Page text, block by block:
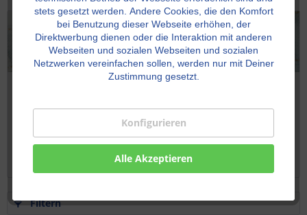
stets gesetzt werden. Andere Cookies, die den Komfort
bei Benutzung dieser Webseite erhöhen, der
Direktwerbung dienen oder die Interaktion mit anderen
Webseiten und sozialen Webseiten und sozialen
Netzwerken vereinfachen sollen, werden nur mit Deiner
Zustimmung gesetzt.
Konfigurieren
Alle Akzeptieren
Länge mit perfekter Passform & Stilgefühl
Cross Jeans Amber – feminine Slim Fit Jeans mit 3/4
länge, perfektem Sitz, Stretch-Komfort und modernem
CROSS-Denim-Stil für Alltag und Freizeit.
Filtern